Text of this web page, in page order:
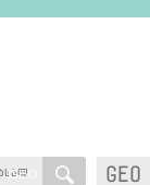
GEO
GEO